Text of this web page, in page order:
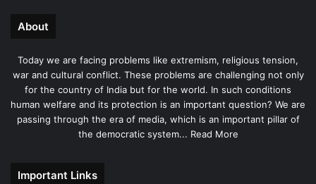
About
Today we are facing problems like extremism, religious tension,
war and cultural conflict. These problems are challenging not only
for the country of India but for the world. In such conditions
human welfare and its protection is an important question? We are
passing through the era of media, which is an important pillar of
the democratic system... Read More
Important Links